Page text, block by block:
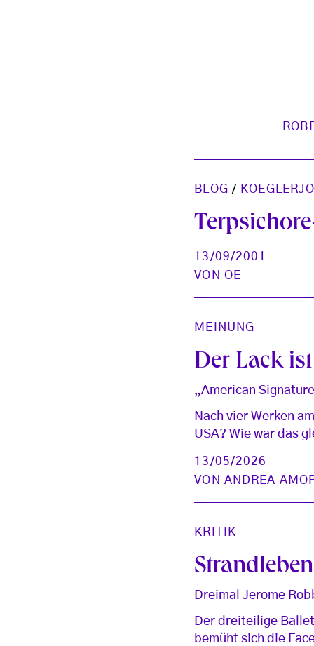
BLOG /
13/09/2001
VON OE
MEINUNG
Der Lack
„American
Nach vier Werken
USA? Wie war das
13/05/2026
VON ANDREA
KRITIK
Dreimal Jerome
Der dreiteilige
bemüht sich die